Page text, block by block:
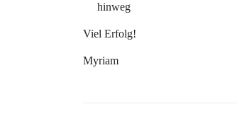
hinweg
Viel Erfolg!
Myriam